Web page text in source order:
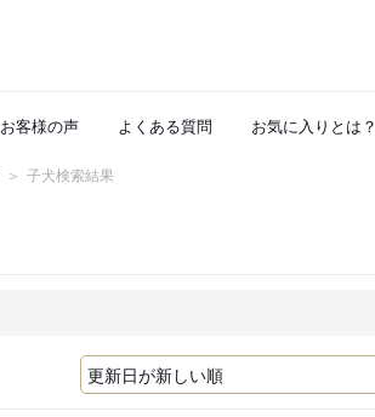
お客様の声 よくある質問 お気に入りとは？
子犬検索結果